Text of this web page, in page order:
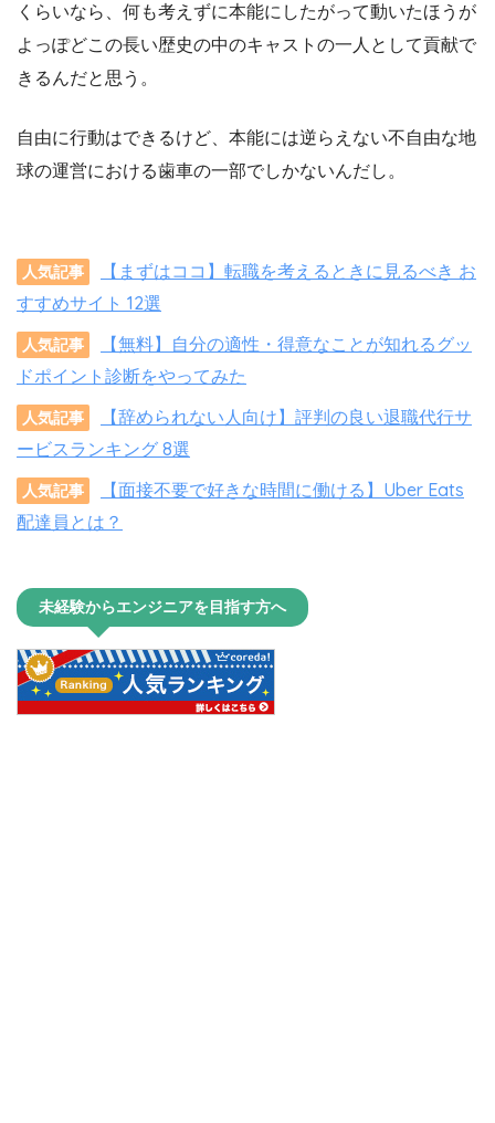
くらいなら、何も考えずに本能にしたがって動いたほうが
よっぽどこの長い歴史の中のキャストの一人として貢献で
きるんだと思う。
自由に行動はできるけど、本能には逆らえない不自由な地
球の運営における歯車の一部でしかないんだし。
人気記事
【まずはココ】転職を考えるときに見るべき お
すすめサイト 12選
人気記事
【無料】自分の適性・得意なことが知れるグッ
ドポイント診断をやってみた
人気記事
【辞められない人向け】評判の良い退職代行サ
ービスランキング 8選
人気記事
【面接不要で好きな時間に働ける】Uber Eats
配達員とは？
未経験からエンジニアを目指す方へ